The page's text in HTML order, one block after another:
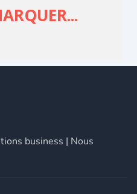
business | Nous